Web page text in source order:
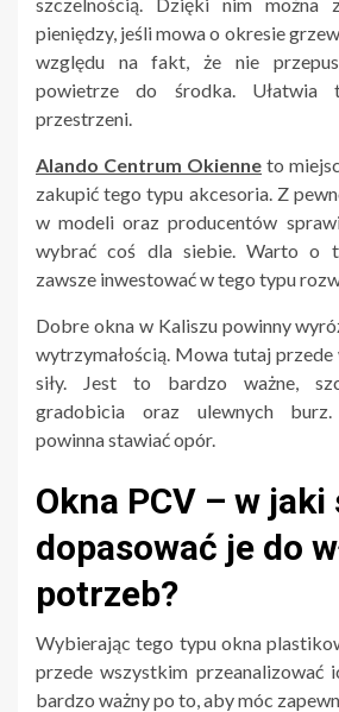
pieniędzy, jeśli mowa o okresie
względu na fakt, że nie
powietrze do środka. Ułatwia
przestrzeni.
Alando Centrum Okienne to
zakupić tego typu akcesoria. Z
w modeli oraz producentów
wybrać coś dla siebie. Warto o
zawsze inwestować w tego typu
Dobre okna w Kaliszu powinny
wytrzymałością. Mowa tutaj
siły. Jest to bardzo ważne,
gradobicia oraz ulewnych
powinna stawiać opór.
Okna PCV – w jaki
dopasować je do
potrzeb?
Wybierając tego typu okna
przede wszystkim przeanalizować
bardzo ważny po to, aby móc